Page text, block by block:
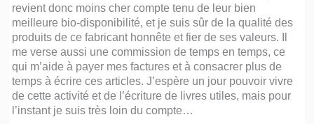
revient donc moins cher compte tenu de leur bien
meilleure bio-disponibilité, et je suis sûr de la qualité des
produits de ce fabricant honnête et fier de ses valeurs. Il
me verse aussi une commission de temps en temps, ce
qui m’aide à payer mes factures et à consacrer plus de
temps à écrire ces articles. J’espère un jour pouvoir vivre
de cette activité et de l’écriture de livres utiles, mais pour
l’instant je suis très loin du compte…